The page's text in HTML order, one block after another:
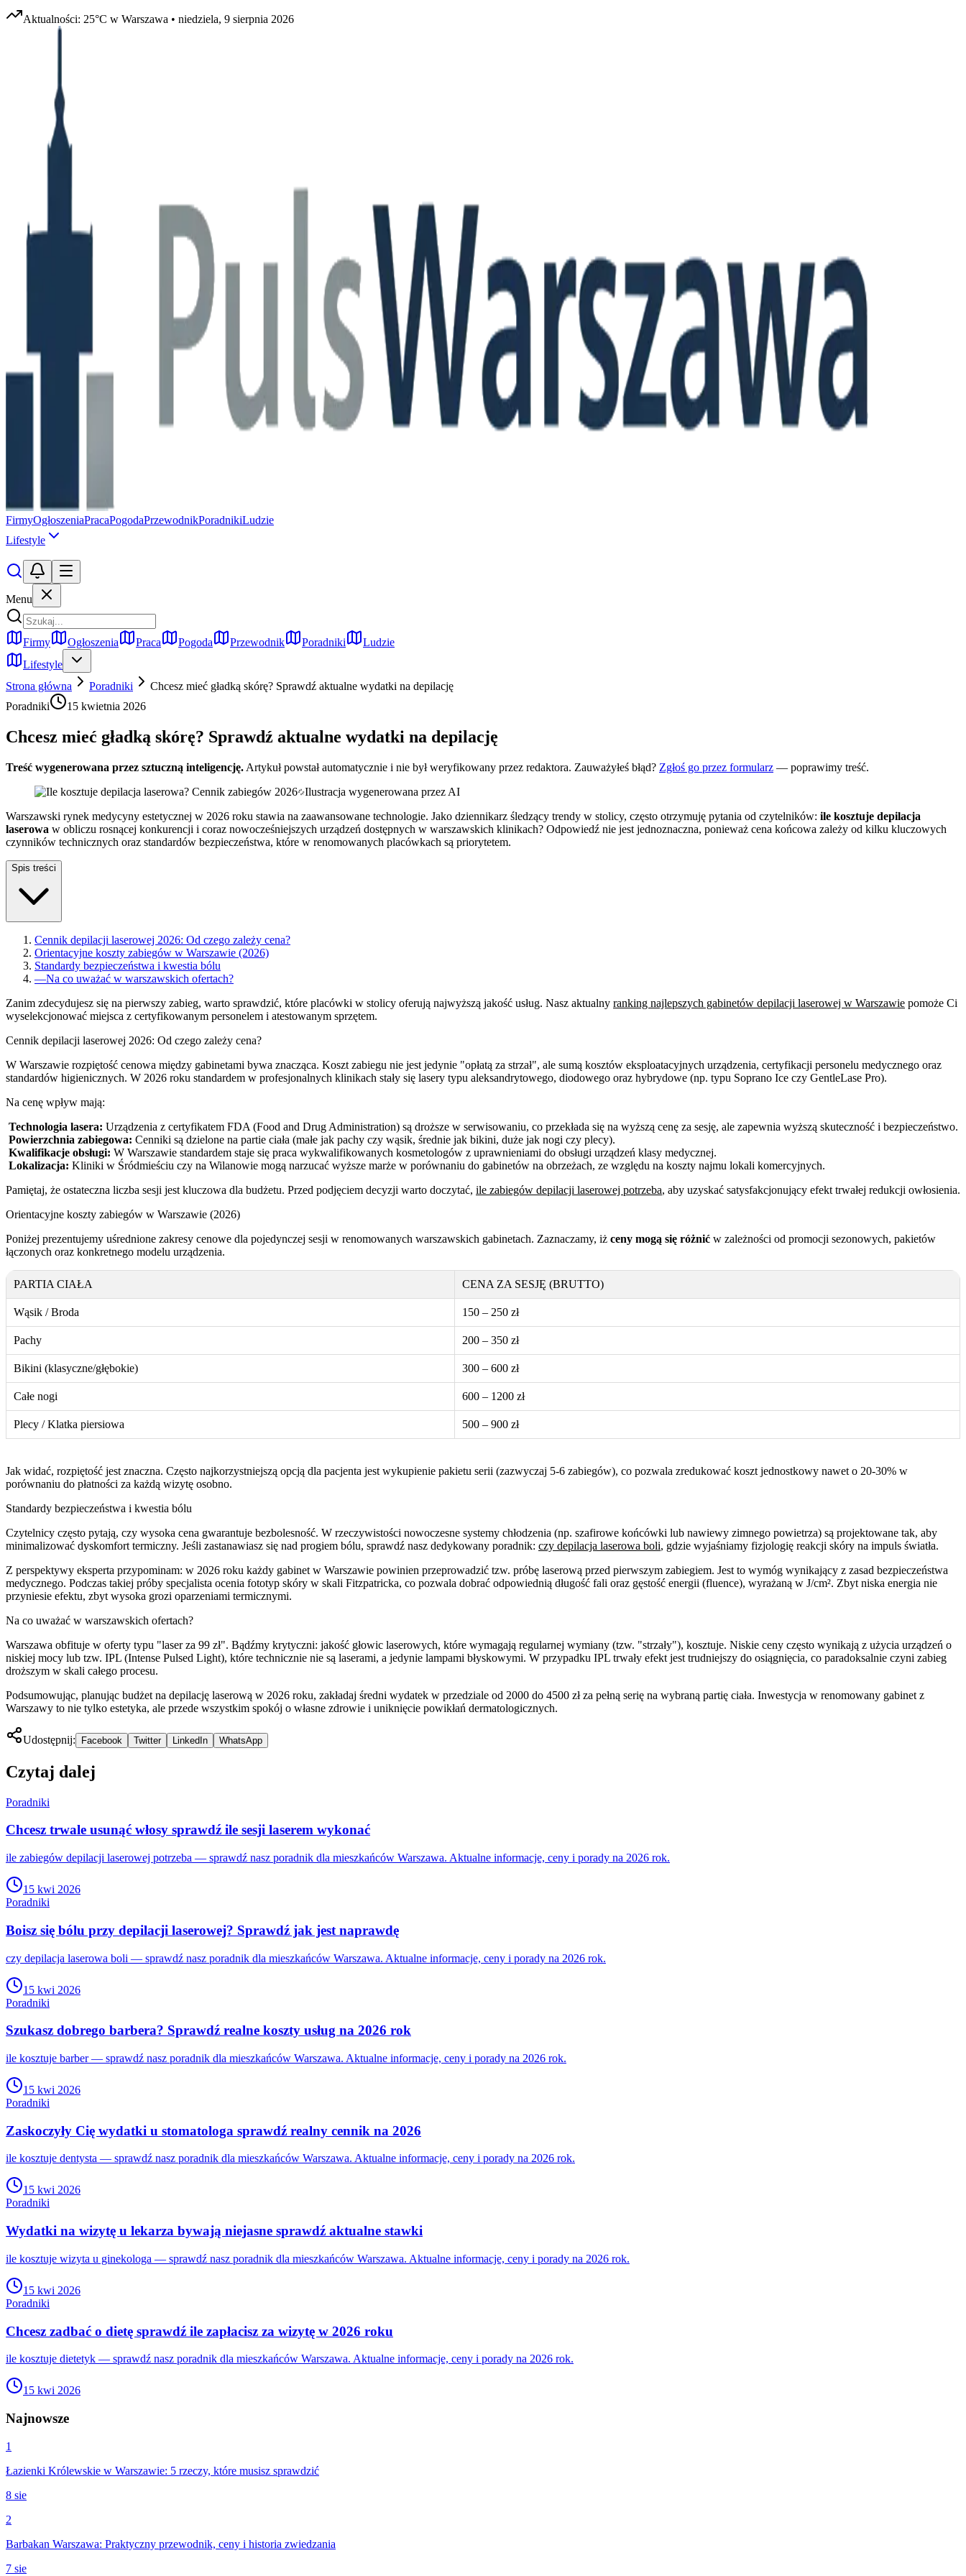
Aktualności: 25°C w Warszawa • niedziela, 9 sierpnia 2026
FirmyOgłoszeniaPracaPogodaPrzewodnikPoradnikiLudzie
Lifestyle
Menu
Firmy Ogłoszenia Praca Pogoda Przewodnik Poradniki
Ludzie
Lifestyle
Strona główna
Poradniki
Chcesz mieć gładką skórę? Sprawdź aktualne wydatki na depilację
Poradniki
15 kwietnia 2026
Chcesz mieć gładką skórę? Sprawdź aktualne wydatki na depilację
Treść wygenerowana przez sztuczną inteligencję. Artykuł powstał automatycznie i nie był weryfikowany przez redaktora. Zauważyłeś błąd? Zgłoś go przez formularz — poprawimy treść.
Ilustracja wygenerowana przez AI
Warszawski rynek medycyny estetycznej w 2026 roku stawia na zaawansowane technologie. Jako dziennikarz śledzący trendy w stolicy, często otrzymuję pytania od czytelników: ile kosztuje depilacja
laserowa w obliczu rosnącej konkurencji i coraz nowocześniejszych urządzeń dostępnych w warszawskich klinikach? Odpowiedź nie jest jednoznaczna, ponieważ cena końcowa zależy od kilku kluczowych
czynników technicznych oraz standardów bezpieczeństwa, które w renomowanych placówkach są priorytetem.
Spis treści
Cennik depilacji laserowej 2026: Od czego zależy cena?
Orientacyjne koszty zabiegów w Warszawie (2026)
Standardy bezpieczeństwa i kwestia bólu
—Na co uważać w warszawskich ofertach?
Zanim zdecydujesz się na pierwszy zabieg, warto sprawdzić, które placówki w stolicy oferują najwyższą jakość usług. Nasz aktualny ranking najlepszych gabinetów depilacji laserowej w Warszawie pomoże Ci
wyselekcjonować miejsca z certyfikowanym personelem i atestowanym sprzętem.
Cennik depilacji laserowej 2026: Od czego zależy cena?
W Warszawie rozpiętość cenowa między gabinetami bywa znacząca. Koszt zabiegu nie jest jedynie "opłatą za strzał", ale sumą kosztów eksploatacyjnych urządzenia, certyfikacji personelu medycznego oraz
standardów higienicznych. W 2026 roku standardem w profesjonalnych klinikach stały się lasery typu aleksandrytowego, diodowego oraz hybrydowe (np. typu Soprano Ice czy GentleLase Pro).
Na cenę wpływ mają:
Technologia lasera: Urządzenia z certyfikatem FDA (Food and Drug Administration) są droższe w serwisowaniu, co przekłada się na wyższą cenę za sesję, ale zapewnia wyższą skuteczność i bezpieczeństwo.
Powierzchnia zabiegowa: Cenniki są dzielone na partie ciała (małe jak pachy czy wąsik, średnie jak bikini, duże jak nogi czy plecy).
Kwalifikacje obsługi: W Warszawie standardem staje się praca wykwalifikowanych kosmetologów z uprawnieniami do obsługi urządzeń klasy medycznej.
Lokalizacja: Kliniki w Śródmieściu czy na Wilanowie mogą narzucać wyższe marże w porównaniu do gabinetów na obrzeżach, ze względu na koszty najmu lokali komercyjnych.
Pamiętaj, że ostateczna liczba sesji jest kluczowa dla budżetu. Przed podjęciem decyzji warto doczytać, ile zabiegów depilacji laserowej potrzeba, aby uzyskać satysfakcjonujący efekt trwałej redukcji owłosienia.
Orientacyjne koszty zabiegów w Warszawie (2026)
Poniżej prezentujemy uśrednione zakresy cenowe dla pojedynczej sesji w renomowanych warszawskich gabinetach. Zaznaczamy, iż ceny mogą się różnić w zależności od promocji sezonowych, pakietów
łączonych oraz konkretnego modelu urządzenia.
PARTIA CIAŁA CENA ZA SESJĘ (BRUTTO)
Wąsik / Broda 150 – 250 zł
Pachy 200 – 350 zł
Bikini (klasyczne/głębokie) 300 – 600 zł
Całe nogi 600 – 1200 zł
Plecy / Klatka piersiowa 500 – 900 zł
Jak widać, rozpiętość jest znaczna. Często najkorzystniejszą opcją dla pacjenta jest wykupienie pakietu serii (zazwyczaj 5-6 zabiegów), co pozwala zredukować koszt jednostkowy nawet o 20-30% w
porównaniu do płatności za każdą wizytę osobno.
Standardy bezpieczeństwa i kwestia bólu
Czytelnicy często pytają, czy wysoka cena gwarantuje bezbolesność. W rzeczywistości nowoczesne systemy chłodzenia (np. szafirowe końcówki lub nawiewy zimnego powietrza) są projektowane tak, aby
minimalizować dyskomfort termiczny. Jeśli zastanawiasz się nad progiem bólu, sprawdź nasz dedykowany poradnik: czy depilacja laserowa boli, gdzie wyjaśniamy fizjologię reakcji skóry na impuls światła.
Z perspektywy eksperta przypominam: w 2026 roku każdy gabinet w Warszawie powinien przeprowadzić tzw. próbę laserową przed pierwszym zabiegiem. Jest to wymóg wynikający z zasad bezpieczeństwa
medycznego. Podczas takiej próby specjalista ocenia fototyp skóry w skali Fitzpatricka, co pozwala dobrać odpowiednią długość fali oraz gęstość energii (fluence), wyrażaną w J/cm². Zbyt niska energia nie
przyniesie efektu, zbyt wysoka grozi oparzeniami termicznymi.
Na co uważać w warszawskich ofertach?
Warszawa obfituje w oferty typu "laser za 99 zł". Bądźmy krytyczni: jakość głowic laserowych, które wymagają regularnej wymiany (tzw. "strzały"), kosztuje. Niskie ceny często wynikają z użycia urządzeń o
niskiej mocy lub tzw. IPL (Intense Pulsed Light), które technicznie nie są laserami, a jedynie lampami błyskowymi. W przypadku IPL trwały efekt jest trudniejszy do osiągnięcia, co paradoksalnie czyni zabieg
droższym w skali całego procesu.
Podsumowując, planując budżet na depilację laserową w 2026 roku, zakładaj średni wydatek w przedziale od 2000 do 4500 zł za pełną serię na wybraną partię ciała. Inwestycja w renomowany gabinet z
Warszawy to nie tylko estetyka, ale przede wszystkim spokój o własne zdrowie i uniknięcie powikłań dermatologicznych.
Udostępnij: Facebook Twitter LinkedIn WhatsApp
Czytaj dalej
Poradniki
Chcesz trwale usunąć włosy sprawdź ile sesji laserem wykonać
ile zabiegów depilacji laserowej potrzeba — sprawdź nasz poradnik dla mieszkańców Warszawa. Aktualne informacje, ceny i porady na 2026 rok.
15 kwi 2026
Poradniki
Boisz się bólu przy depilacji laserowej? Sprawdź jak jest naprawdę
czy depilacja laserowa boli — sprawdź nasz poradnik dla mieszkańców Warszawa. Aktualne informacje, ceny i porady na 2026 rok.
15 kwi 2026
Poradniki
Szukasz dobrego barbera? Sprawdź realne koszty usług na 2026 rok
ile kosztuje barber — sprawdź nasz poradnik dla mieszkańców Warszawa. Aktualne informacje, ceny i porady na 2026 rok.
15 kwi 2026
Poradniki
Zaskoczyły Cię wydatki u stomatologa sprawdź realny cennik na 2026
ile kosztuje dentysta — sprawdź nasz poradnik dla mieszkańców Warszawa. Aktualne informacje, ceny i porady na 2026 rok.
15 kwi 2026
Poradniki
Wydatki na wizytę u lekarza bywają niejasne sprawdź aktualne stawki
ile kosztuje wizyta u ginekologa — sprawdź nasz poradnik dla mieszkańców Warszawa. Aktualne informacje, ceny i porady na 2026 rok.
15 kwi 2026
Poradniki
Chcesz zadbać o dietę sprawdź ile zapłacisz za wizytę w 2026 roku
ile kosztuje dietetyk — sprawdź nasz poradnik dla mieszkańców Warszawa. Aktualne informacje, ceny i porady na 2026 rok.
15 kwi 2026
Najnowsze
1
Łazienki Królewskie w Warszawie: 5 rzeczy, które musisz sprawdzić
8 sie
2
Barbakan Warszawa: Praktyczny przewodnik, ceny i historia zwiedzania
7 sie